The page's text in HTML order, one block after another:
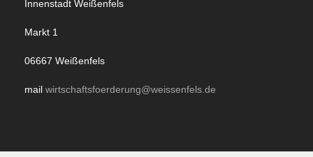
Innenstadt Weißenfels
Markt 1
06667 Weißenfels
mail wirtschaftsfoerderung@weissenfels.de